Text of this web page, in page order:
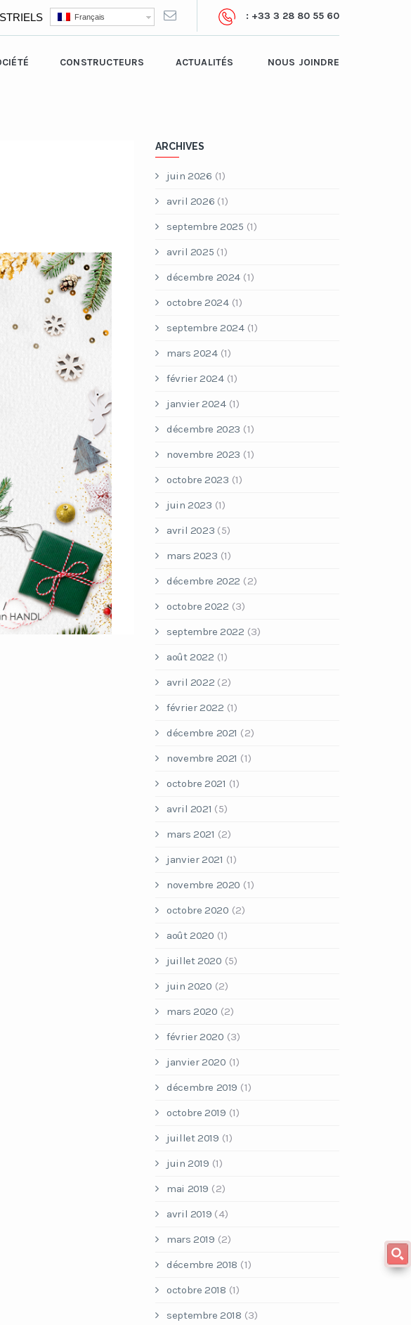
Français : +33 3 28 80 55 60
CONSTRUCTEURS ACTUALITÉS NOUS JOINDRE
ARCHIVES
juin 2026 (1)
avril 2026 (1)
septembre 2025 (1)
avril 2025 (1)
décembre 2024(1)
octobre 2024(1)
septembre 2024(1)
mars 2024(1)
février 2024(1)
janvier 2024(1)
décembre 2023 (1)
novembre 2023 (1)
octobre 2023 (1)
juin 2023 (1)
avril 2023 (5)
mars 2023 (1)
décembre 2022 (2)
octobre 2022 (3)
septembre 2022 (3)
août 2022 (1)
avril 2022 (2)
février 2022 (1)
décembre 2021 (2)
novembre 2021 (1)
octobre 2021 (1)
avril 2021 (5)
mars 2021 (2)
janvier 2021 (1)
novembre 2020 (1)
octobre 2020 (2)
août 2020 (1)
juillet 2020 (5)
juin 2020 (2)
mars 2020 (2)
février 2020 (3)
janvier 2020 (1)
décembre 2019 (1)
octobre 2019 (1)
juillet 2019 (1)
juin 2019 (1)
mai 2019 (2)
avril 2019 (4)
mars 2019 (2)
décembre 2018 (1)
octobre 2018 (1)
septembre 2018 (3)